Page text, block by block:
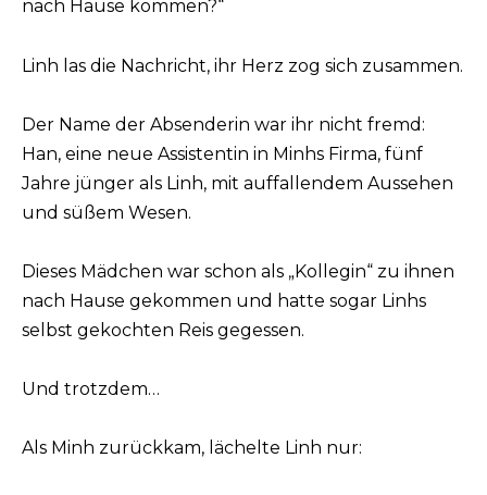
nach Hause kommen?“
Linh las die Nachricht, ihr Herz zog sich zusammen.
Der Name der Absenderin war ihr nicht fremd:
Han, eine neue Assistentin in Minhs Firma, fünf
Jahre jünger als Linh, mit auffallendem Aussehen
und süßem Wesen.
Dieses Mädchen war schon als „Kollegin“ zu ihnen
nach Hause gekommen und hatte sogar Linhs
selbst gekochten Reis gegessen.
Und trotzdem…
Als Minh zurückkam, lächelte Linh nur: